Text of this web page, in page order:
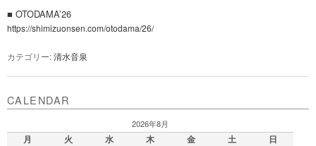
■ OTODAMA’26
https://shimizuonsen.com/otodama/26/
カテゴリー:清水音泉
CALENDAR
2026年8月
月 火 水 木 金 土 日